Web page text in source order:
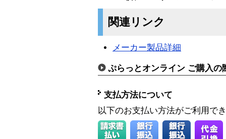
関連リンク
メーカー製品詳細
ぷらっとオンライン ご購入の
支払方法について
以下のお支払い方法がご利用で